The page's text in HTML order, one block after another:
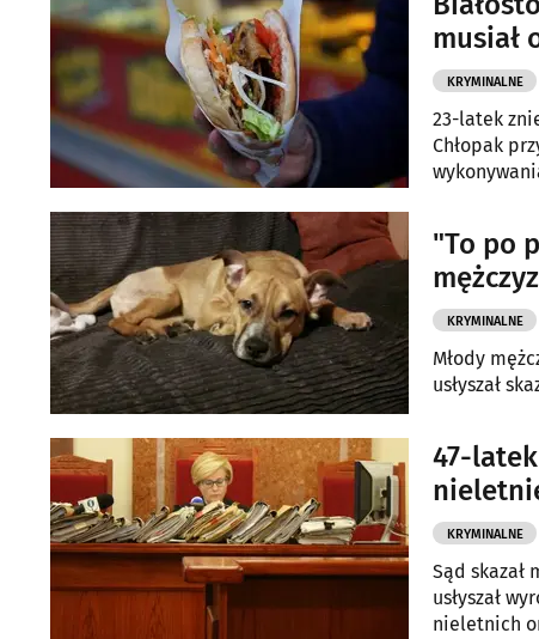
musiał
KRYMINALNE
23-latek
Chłopak
"To po
KRYMINALNE
Młody
usłyszał
47-
KRYMINALNE
Sąd skazał
usłyszał
nieletnich